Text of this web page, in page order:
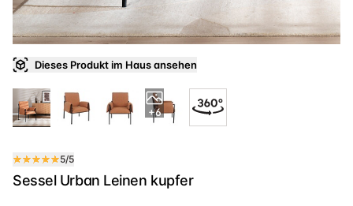
Dieses Produkt im Haus ansehen
+6
5/5
Sessel Urban Leinen kupfer